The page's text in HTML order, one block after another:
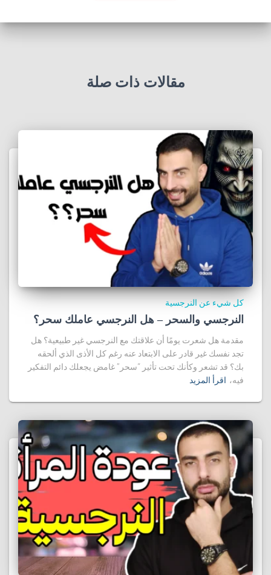
مقالات ذات صلة
كل شيء عن النرجسية
النرجسي والسحر – هل النرجسي عاملك سحر؟
مقدمة هل شعرت يومًا أن علاقتك مع النرجسي غير طبيعية؟ هل
تجد نفسك غير قادر على الابتعاد عنه رغم كل الأذى الذي ألحقه
بك؟ قد تشعر وكأنك تحت تأثير “سحر” غامض يجعلك دائم التفكير
فيه، اقرأ المزيد